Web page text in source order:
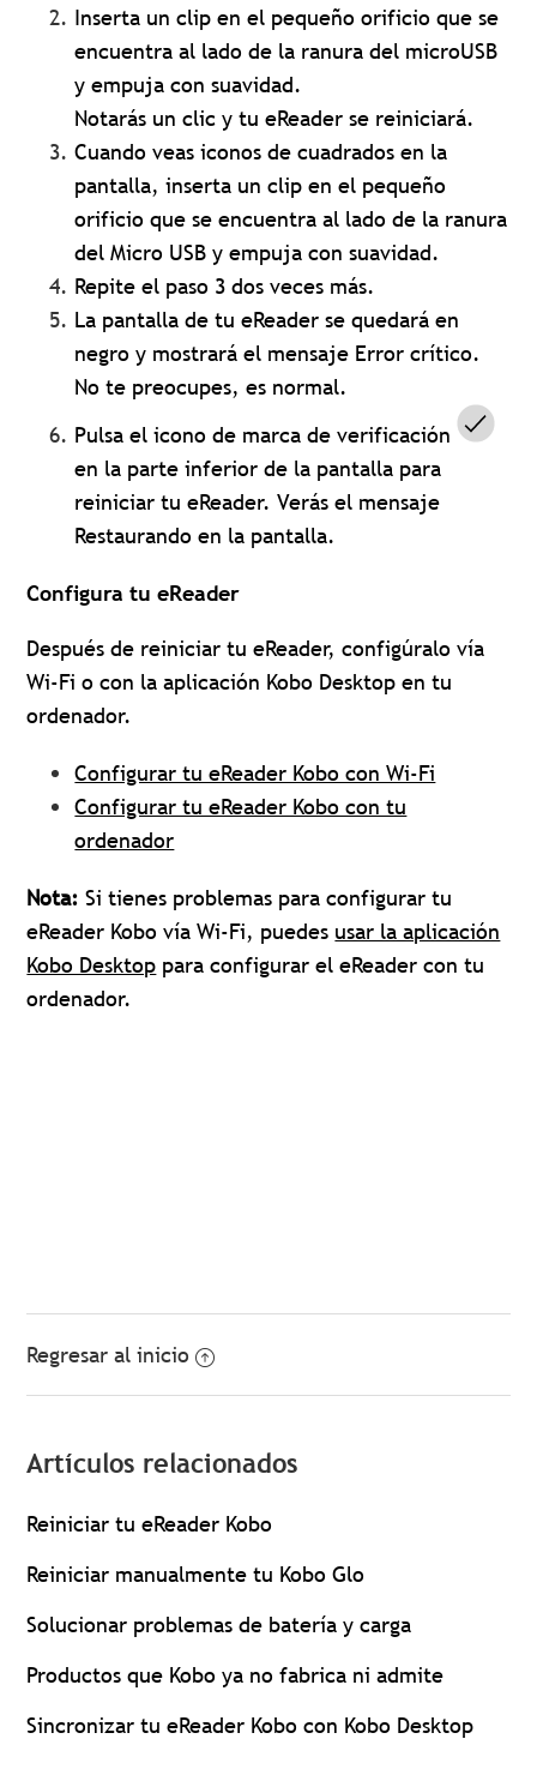
Inserta un clip en el pequeño orificio que se
encuentra al lado de la ranura del microUSB
y empuja con suavidad.
Notarás un clic y tu eReader se reiniciará.
Cuando veas iconos de cuadrados en la
pantalla, inserta un clip en el pequeño
orificio que se encuentra al lado de la ranura
del Micro USB y empuja con suavidad.
Repite el paso 3 dos veces más.
La pantalla de tu eReader se quedará en
negro y mostrará el mensaje Error crítico.
No te preocupes, es normal.
Pulsa el icono de marca de verificación
en la parte inferior de la pantalla para
reiniciar tu eReader.Verás el mensaje
Restaurando en la pantalla.
Configura tu eReader
Después de reiniciar tu eReader, configúralo vía
Wi-Fi o con la aplicación Kobo Desktop en tu
ordenador.
Configurar tu eReader Kobo con Wi-Fi
Configurar tu eReader Kobo con tu
ordenador
Nota: Si tienes problemas para configurar tu
eReader Kobo vía Wi-Fi, puedes usar la aplicación
Kobo Desktop para configurar el eReader con tu
ordenador.
Regresar al inicio
Artículos relacionados
Reiniciar tu eReader Kobo
Reiniciar manualmente tu Kobo Glo
Solucionar problemas de batería y carga
Productos que Kobo ya no fabrica ni admite
Sincronizar tu eReader Kobo con Kobo Desktop